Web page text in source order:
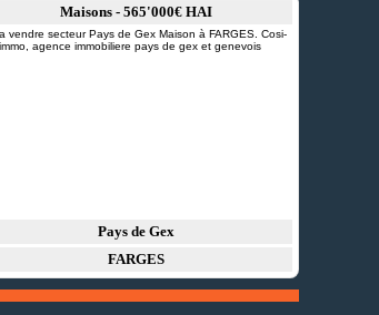
Maisons - 565'000€ HAI
Pays de Gex
FARGES